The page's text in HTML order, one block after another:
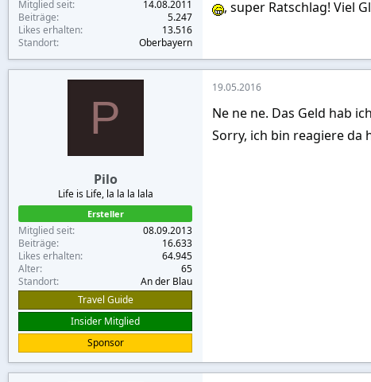
Mitglied seit
14.08.2011
Beiträge
5.247
Likes erhalten
13.516
Standort
Oberbayern
, super Ratschlag! Viel
P
Pilo
Life is Life, la la la lala
Ersteller
Mitglied seit
08.09.2013
Beiträge
16.633
Likes erhalten
64.945
Alter
65
Standort
An der Blau
Travel Guide
Insider Mitglied
Sponsor
19.05.2016
Ne ne ne. Das Geld hab
Sorry, ich bin reagiere da